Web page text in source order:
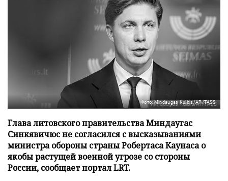
Фото: Mindaugas Kulbis/AP/TASS
Глава литовского правительства Миндаугас
Синкявичюс не согласился с высказываниями
министра обороны страны Робертаса Каунаса о
якобы растущей военной угрозе со стороны
России, сообщает портал LRT.